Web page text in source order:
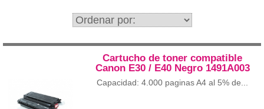
Cartucho de toner compatible
Canon E30 / E40 Negro 1491A003
Capacidad: 4.000 paginas A4 al 5% de...